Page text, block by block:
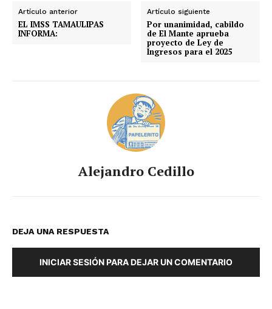
Artículo anterior
EL IMSS TAMAULIPAS
INFORMA:
Artículo siguiente
Por unanimidad, cabildo
de El Mante aprueba
proyecto de Ley de
Ingresos para el 2025
Alejandro Cedillo
DEJA UNA RESPUESTA
INICIAR SESIÓN PARA DEJAR UN COMENTARIO